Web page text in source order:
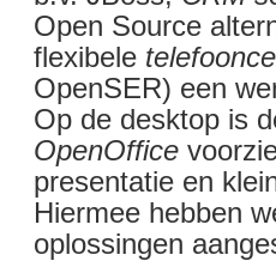
Open Source
flexibele
OpenSER) een
Op de desktop is
OpenOffice
presentatie en
Hiermee hebben
oplossingen